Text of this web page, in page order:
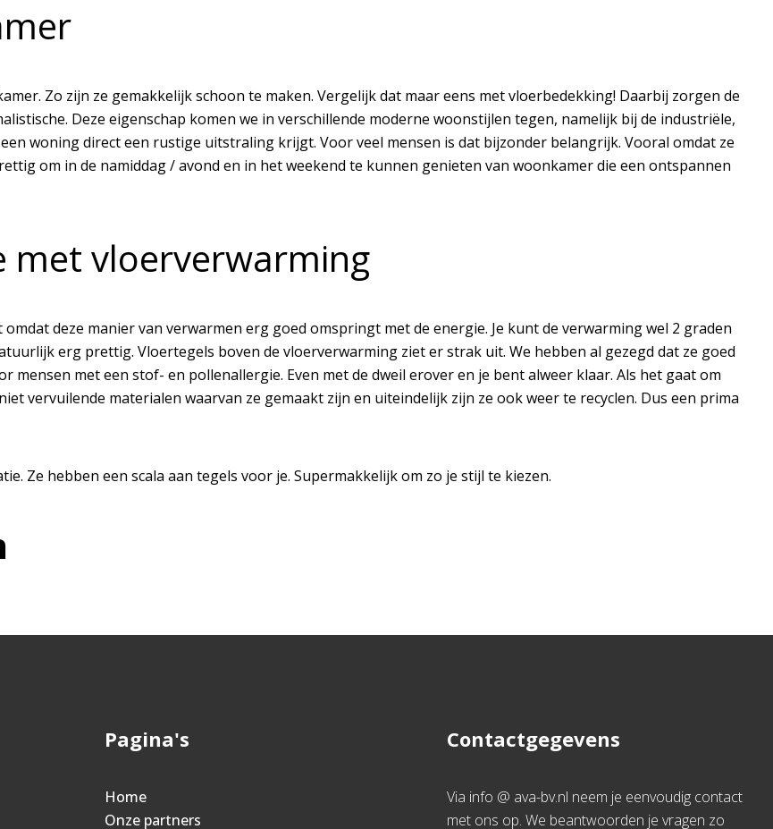
Zo zijn ze gemakkelijk schoon te maken. Vergelijk dat maar eens met vloerbedekking! Daarbij zorgen de
Deze eigenschap komen we in verschillende moderne woonstijlen tegen, namelijk bij de industriële,
woning direct een rustige uitstraling krijgt. Voor veel mensen is dat bijzonder belangrijk. Vooral omdat ze
om in de namiddag / avond en in het weekend te kunnen genieten van woonkamer die een ontspannen
met vloerverwarming
deze manier van verwarmen erg goed omspringt met de energie. Je kunt de verwarming wel 2 graden
erg prettig. Vloertegels boven de vloerverwarming ziet er strak uit. We hebben al gezegd dat ze goed
mensen met een stof- en pollenallergie. Even met de dweil erover en je bent alweer klaar. Als het gaat om
vervuilende materialen waarvan ze gemaakt zijn en uiteindelijk zijn ze ook weer te recyclen. Dus een prima
Ze hebben een scala aan tegels voor je. Supermakkelijk om zo je stijl te kiezen.
Pagina's
Home
Onze partners
Contactgegevens
Via info @ ava-bv.nl neem je eenvoudig contact
met ons op. We beantwoorden je vragen zo